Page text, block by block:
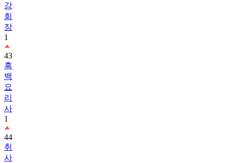
강
회
장
1
43
흑
백
요
리
사
1
44
취
사